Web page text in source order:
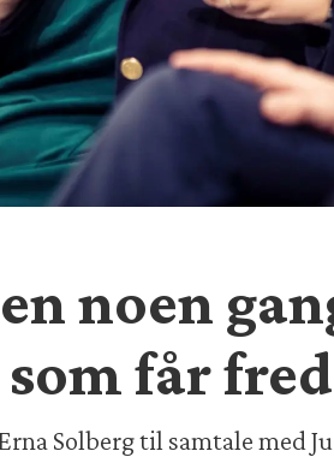
noen
får
Solberg til samtale med